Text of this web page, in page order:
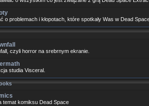
o problemach i kłopotach, które spotkały Was w Dead
czyli horror na srebrnym ekranie.
studia Visceral.
temat komiksu Dead Space